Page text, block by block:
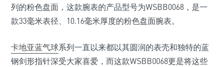
列的粉色盘面，这款腕表的产品型号为WSBB0068，是一
款33毫米表径、10.16毫米厚度的粉色盘面腕表。
卡地亚蓝气球系列一直以来都以其圆润的表壳和独特的蓝
钢剑形指针深受大家喜爱，而这款WSBB0068更是将这些